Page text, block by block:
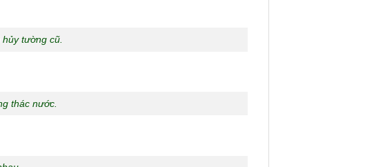
tường cũ.
thác nước.